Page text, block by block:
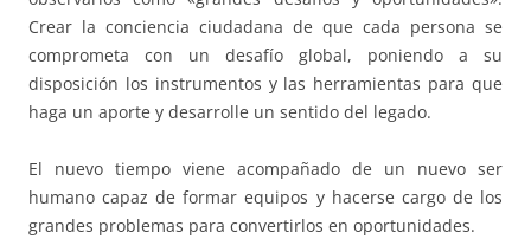
Crear la conciencia ciudadana de que cada persona se
comprometa con un desafío global, poniendo a su
disposición los instrumentos y las herramientas para que
haga un aporte y desarrolle un sentido del legado.
El nuevo tiempo viene acompañado de un nuevo ser
humano capaz de formar equipos y hacerse cargo de los
grandes problemas para convertirlos en oportunidades.